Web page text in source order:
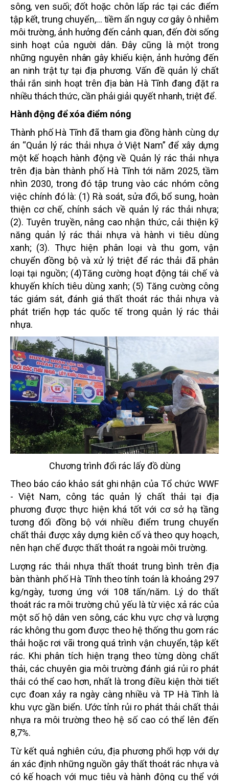
sông, ven suối; đốt hoặc chôn lấp rác tại các điểm
tập kết, trung chuyển,… tiềm ẩn nguy cơ gây ô nhiễm
môi trường, ảnh hưởng đến cảnh quan, đến đời sống
sinh hoạt của người dân. Đây cũng là một trong
những nguyên nhân gây khiếu kiện, ảnh hưởng đến
an ninh trật tự tại địa phương. Vấn đề quản lý chất
thải rắn sinh hoạt trên địa bàn Hà Tĩnh đang đặt ra
nhiều thách thức, cần phải giải quyết nhanh, triệt để.
Hành động để xóa điểm nóng
Thành phố Hà Tĩnh đã tham gia đồng hành cùng dự
án “Quản lý rác thải nhựa ở Việt Nam” để xây dựng
một kế hoạch hành độngvề Quản lý rác thải nhựa
trên địa bàn thành phố Hà Tĩnh tới năm 2025, tầm
nhìn 2030, trong đó tập trung vào các nhóm công
việc chính đó là: (1) Rà soát, sửa đổi, bổ sung, hoàn
thiện cơ chế, chính sách về quản lý rác thải nhựa;
(2). Tuyên truyền, nâng cao nhận thức, cải thiện kỹ
năng quản lý rác thải nhựa và hành vi tiêu dùng
xanh; (3). Thực hiện phân loại và thu gom, vận
chuyển đồng bộ và xử lý triệt để rác thải đã phân
loại tại nguồn; (4)Tăng cường hoạt động tái chế và
khuyến khích tiêu dùng xanh; (5) Tăng cường công
tác giám sát, đánh giá thất thoát rác thải nhựa và
phát triển hợp tác quốc tế trong quản lý rác thải
nhựa.
Chương trình đổi rác lấy đồ dùng
Theo báo cáo khảo sát ghi nhận của Tổ chức WWF
- Việt Nam, công tác quản lý chất thải tại địa
phương được thực hiện khá tốt với cơ sở hạ tầng
tương đối đồng bộ với nhiều điểm trung chuyển
chất thải được xây dựng kiên cố và theo quy hoạch,
nên hạn chếđược thất thoát ra ngoài môi trường.
Lượng rác thải nhựa thất thoát trung bình trên địa
bàn thành phố Hà Tĩnh theo tính toán là khoảng 297
kg/ngày, tương ứng với 108 tấn/năm. Lý do thất
thoát rác ra môi trường chủ yếu là từ việc xả rác của
một số hộ dân ven sông, các khu vực chợ và lượng
rác không thu gom được theo hệ thống thu gom rác
thải hoặc rơi vãi trong quá trình vận chuyển, tập kết
rác. Khi phân tích hiện trạng theo từng dòng chất
thải, các chuyên gia môi trường đánh giá rủi ro phát
thải có thể cao hơn, nhất là trong điều kiện thời tiết
cực đoan xảy ra ngày càng nhiều và TP Hà Tĩnh là
khu vực gần biển. Ước tỉnh rủi ro phát thải chất thải
nhựa ra môi trường theo hệ số cao có thể lên đến
8,7%.
Từ kết quả nghiên cứu, địa phương phối hợp với dự
án xác định những nguồn gây thất thoát rác nhựa và
có kế hoạch với mục tiêu và hành động cụ thể với